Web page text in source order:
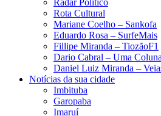
Rota Cultural
Mariane Coelho – Sankofa
Eduardo Rosa​ – SurfeMais
Fillipe Miranda – TiozãoF1
Dario Cabral – Uma
Daniel Luiz Miranda –
Notícias da sua cidade
Imbituba
Garopaba
Imaruí